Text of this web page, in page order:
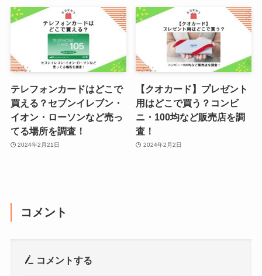
テレフォンカードはどこで
買える？セブンイレブン・
イオン・ローソンなど売っ
てる場所を調査！
2024年2月21日
【クオカード】プレゼント
用はどこで買う？コンビ
ニ・100均など販売店を調
査！
2024年2月2日
コメント
コメントする